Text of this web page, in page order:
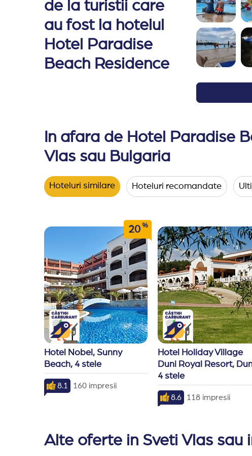
de la turistii care
au fost la hotelul
Hotel Paradise
Beach Residence
In afara de Hotel Paradise
Vlas sau Bulgaria
Hoteluri similare Hoteluri recomandate
20 %
Hotel Nobel, Sunny
Beach, 4 stele
8.1 160 impresii
Hotel Holiday Village
Duni Royal Resort,
4 stele
8.6 118 impresii
Alte oferte in Sveti Vlas sau